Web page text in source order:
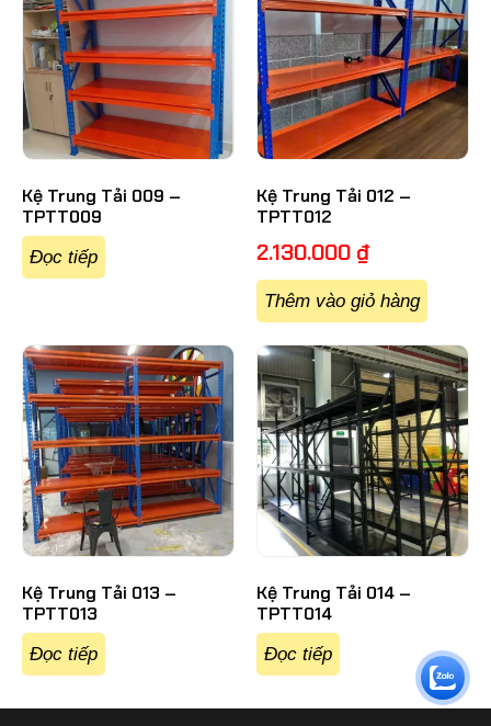
Kệ Trung Tải 009 –
TPTT009
Đọc tiếp
Kệ Trung Tải 012 –
TPTT012
2.130.000 ₫
Thêm vào giỏ hàng
Kệ Trung Tải 013 –
TPTT013
Đọc tiếp
Kệ Trung Tải 014 –
TPTT014
Đọc tiếp